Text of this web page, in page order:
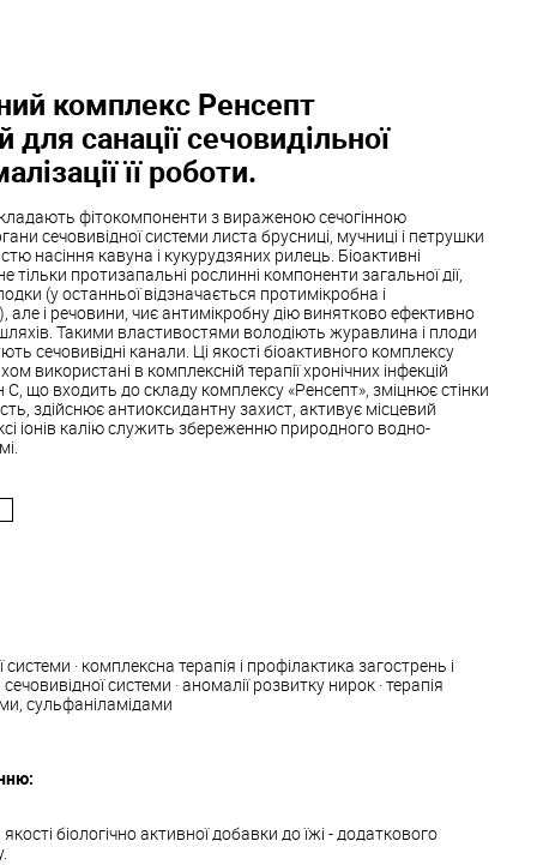
комплекс Ренсепт
санації сечовидільної
її роботи.
фітокомпоненти з вираженою сечогінною
сечовивідної системи листа брусниці, мучниці і петрушки
насіння кавуна і кукурудзяних рилець. Біоактивні
тільки протизапальні рослинні компоненти загальної дії,
(у останньої відзначається протимікробна і
і речовини, чиє антимікробну дію винятково ефективно
Такими властивостями володіють журавлина і плоди
сечовивідні канали. Ці якості біоактивного комплексу
використані в комплексній терапії хронічних інфекцій
C, що входить до складу комплексу «Ренсепт», зміцнює стінки
здійснює антиоксидантну захист, активує місцевий
іонів калію служить збереженню природного водно-
системи · комплексна терапія і профілактика загострень і
системи · аномалії розвитку нирок · терапія
сульфаніламідами
біологічно активної добавки до їжі - додаткового